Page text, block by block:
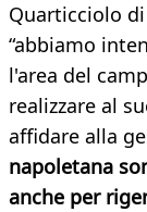
Quarticciolo di
“abbiamo
l'area del
realizzare al
affidare alla
napoletana
anche per